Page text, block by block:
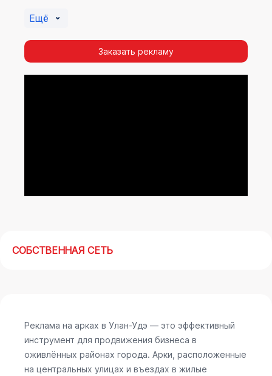
пешеходному потоку расположение в прямой
повторных контактов.
Реклама на арках(мегасайтах) в Улан-Удэ –
Ещё
Заказать рекламу
СОБСТВЕННАЯ СЕТЬ
Реклама на арках в Улан-Удэ — это эффективный
инструмент для продвижения бизнеса в
оживлённых районах города. Арки, расположенные
на центральных улицах и въездах в жилые